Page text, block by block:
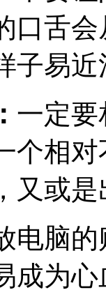
口舌
子易
一定
个相
又或
电脑
成为